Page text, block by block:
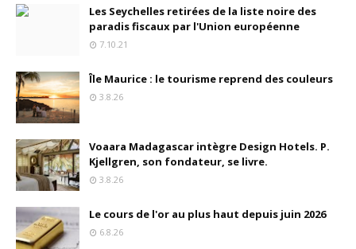
Les Seychelles retirées de la liste noire des
paradis fiscaux par l'Union européenne
7.10.21
Île Maurice : le tourisme reprend des couleurs
3.8.26
Voaara Madagascar intègre Design Hotels. P.
Kjellgren, son fondateur, se livre.
3.8.26
Le cours de l'or au plus haut depuis juin 2026
6.8.26